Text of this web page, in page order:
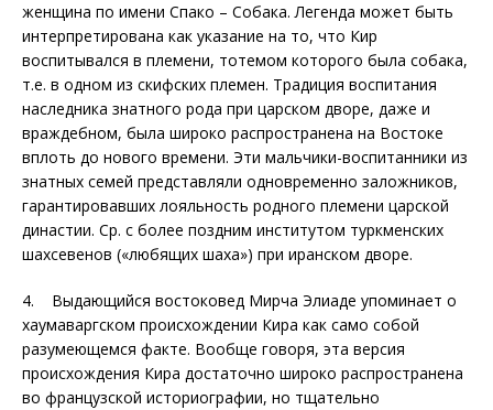
женщина по имени Спако – Собака. Легенда может быть
интерпретирована как указание на то, что Кир
воспитывался в племени, тотемом которого была собака,
т.е. в одном из скифских племен. Традиция воспитания
наследника знатного рода при царском дворе, даже и
враждебном, была широко распространена на Востоке
вплоть до нового времени. Эти мальчики-воспитанники из
знатных семей представляли одновременно заложников,
гарантировавших лояльность родного племени царской
династии. Ср. с более поздним институтом туркменских
шахсевенов («любящих шаха») при иранском дворе.
4. Выдающийся востоковед Мирча Элиаде упоминает о
хаумаваргском происхождении Кира как само собой
разумеющемся факте. Вообще говоря, эта версия
происхождения Кира достаточно широко распространена
во французской историографии, но тщательно